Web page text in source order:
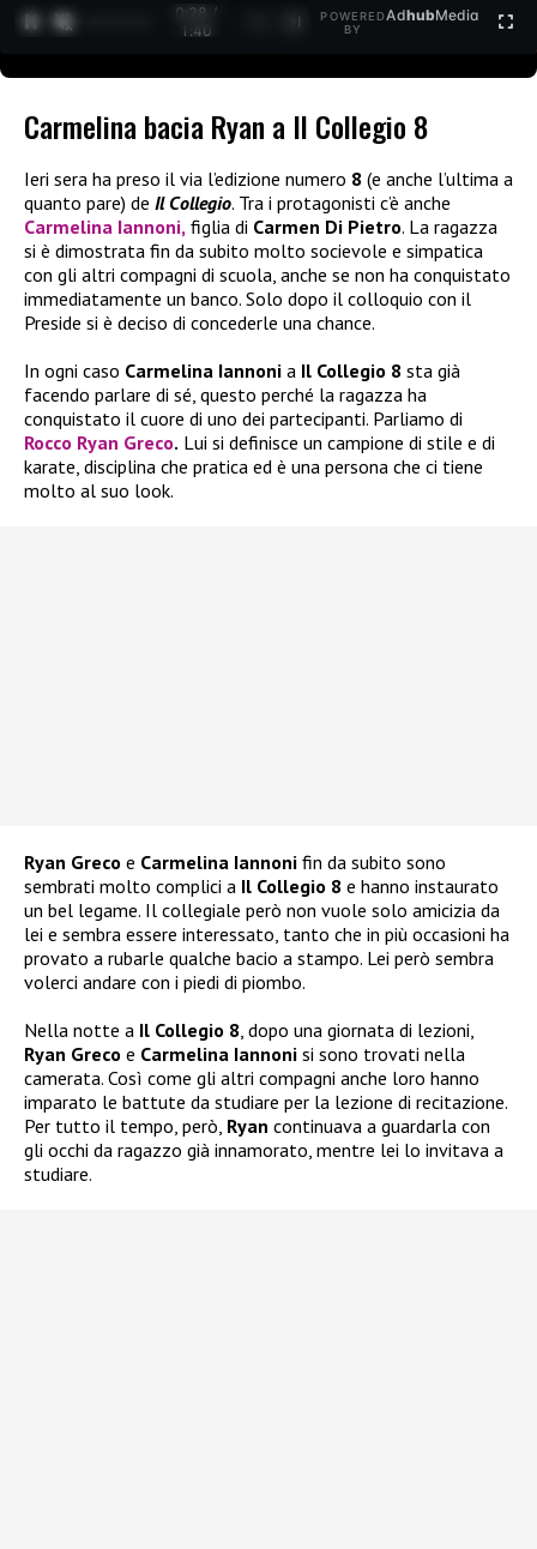
0:29 /
1:40
POWERED
BY
AdhubMedia
Carmelina bacia Ryan a Il Collegio 8
Ieri sera ha preso il via l’edizione numero 8 (e anche l’ultima a
quanto pare) de Il Collegio. Tra i protagonisti c’è anche
Carmelina Iannoni, figlia di Carmen Di Pietro. La ragazza
si è dimostrata fin da subito molto socievole e simpatica
con gli altri compagni di scuola, anche se non ha conquistato
immediatamente un banco. Solo dopo il colloquio con il
Preside si è deciso di concederle una chance.
In ogni caso Carmelina Iannoni a Il Collegio 8 sta già
facendo parlare di sé, questo perché la ragazza ha
conquistato il cuore di uno dei partecipanti. Parliamo di
Rocco Ryan Greco. Lui si definisce un campione di stile e di
karate, disciplina che pratica ed è una persona che ci tiene
molto al suo look.
Ryan Greco e Carmelina Iannoni fin da subito sono
sembrati molto complici a Il Collegio 8 e hanno instaurato
un bel legame. Il collegiale però non vuole solo amicizia da
lei e sembra essere interessato, tanto che in più occasioni ha
provato a rubarle qualche bacio a stampo. Lei però sembra
volerci andare con i piedi di piombo.
Nella notte a Il Collegio 8, dopo una giornata di lezioni,
Ryan Greco e Carmelina Iannoni si sono trovati nella
camerata. Così come gli altri compagni anche loro hanno
imparato le battute da studiare per la lezione di recitazione.
Per tutto il tempo, però, Ryan continuava a guardarla con
gli occhi da ragazzo già innamorato, mentre lei lo invitava a
studiare.